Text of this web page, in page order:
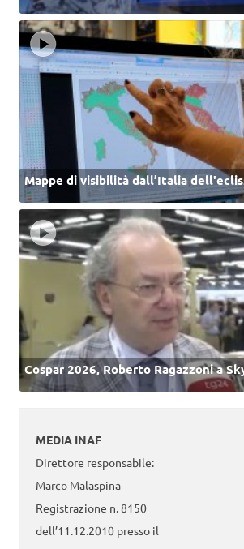
Mappe di visibilità dall’Italia
Cospar 2026, Roberto Ragazzoni a
MEDIA INAF
Direttore responsabile:
Marco Malaspina
Registrazione n. 8150
dell’11.12.2010 presso il